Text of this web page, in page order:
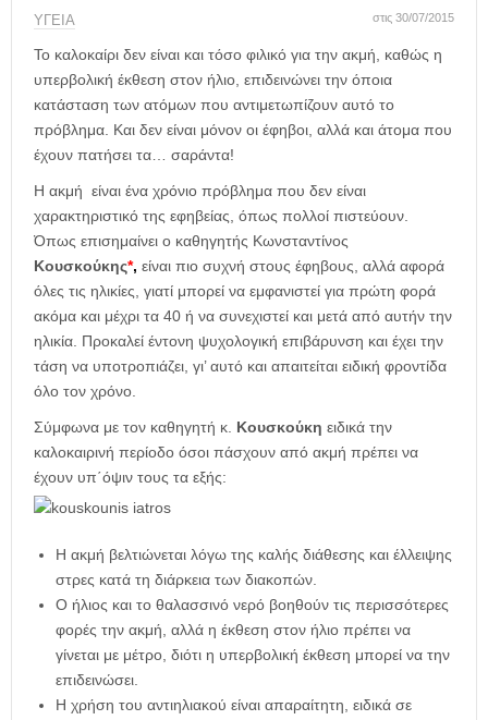
ΥΓΕΙΑ στις 30/07/2015
Το καλοκαίρι δεν είναι και τόσο φιλικό για την ακμή, καθώς η
υπερβολική έκθεση στον ήλιο, επιδεινώνει την όποια
κατάσταση των ατόμων που αντιμετωπίζουν αυτό το
πρόβλημα. Και δεν είναι μόνον οι έφηβοι, αλλά και άτομα που
έχουν πατήσει τα… σαράντα!
Η ακμή είναι ένα χρόνιο πρόβλημα που δεν είναι
χαρακτηριστικό της εφηβείας, όπως πολλοί πιστεύουν.
Όπως επισημαίνει ο καθηγητής Κωνσταντίνος
Κουσκούκης*, είναι πιο συχνή στους έφηβους, αλλά αφορά
όλες τις ηλικίες, γιατί μπορεί να εμφανιστεί για πρώτη φορά
ακόμα και μέχρι τα 40 ή να συνεχιστεί και μετά από αυτήν την
ηλικία. Προκαλεί έντονη ψυχολογική επιβάρυνση και έχει την
τάση να υποτροπιάζει, γι’ αυτό και απαιτείται ειδική φροντίδα
όλο τον χρόνο.
Σύμφωνα με τον καθηγητή κ. Κουσκούκη ειδικά την
καλοκαιρινή περίοδο όσοι πάσχουν από ακμή πρέπει να
έχουν υπ΄όψιν τους τα εξής:
Η ακμή βελτιώνεται λόγω της καλής διάθεσης και έλλειψης
στρες κατά τη διάρκεια των διακοπών.
Ο ήλιος και το θαλασσινό νερό βοηθούν τις περισσότερες
φορές την ακμή, αλλά η έκθεση στον ήλιο πρέπει να
γίνεται με μέτρο, διότι η υπερβολική έκθεση μπορεί να την
επιδεινώσει.
Η χρήση του αντιηλιακού είναι απαραίτητη, ειδικά σε